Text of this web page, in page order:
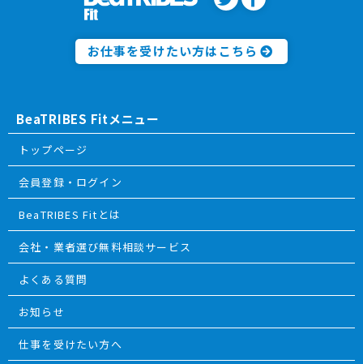
お仕事を受けたい方はこちら
BeaTRIBES Fitメニュー
トップページ
会員登録・ログイン
BeaTRIBES Fitとは
会社・業者選び無料相談サービス
よくある質問
お知らせ
仕事を受けたい方へ